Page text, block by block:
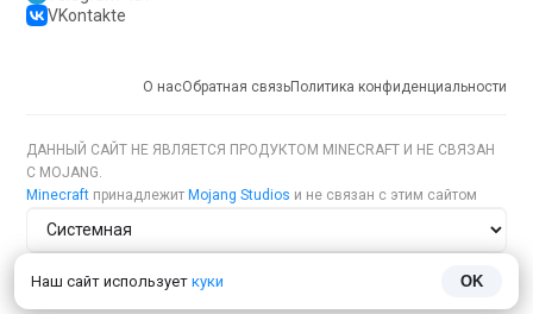
Наш сайт использует куки OK
VKontakte
О насОбратная связьПолитика конфиденциальности
ДАННЫЙ САЙТ НЕ ЯВЛЯЕТСЯ ПРОДУКТОМ MINECRAFT И НЕ СВЯЗАН
С MOJANG.
Minecraft принадлежит Mojang Studios и не связан с этим сайтом
Тема сайта
Язык сайта